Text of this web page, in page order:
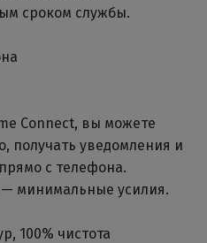
сроком службы.
Connect, вы можете
получать уведомления и
с телефона.
минимальные усилия.
100% чистота